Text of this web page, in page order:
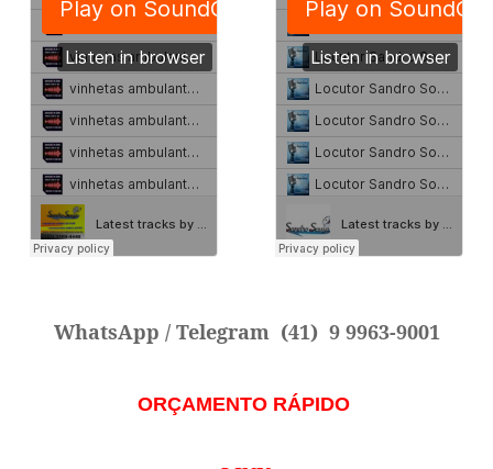
WhatsApp / Telegram (41) 9 9963-9001
ORÇAMENTO RÁPIDO